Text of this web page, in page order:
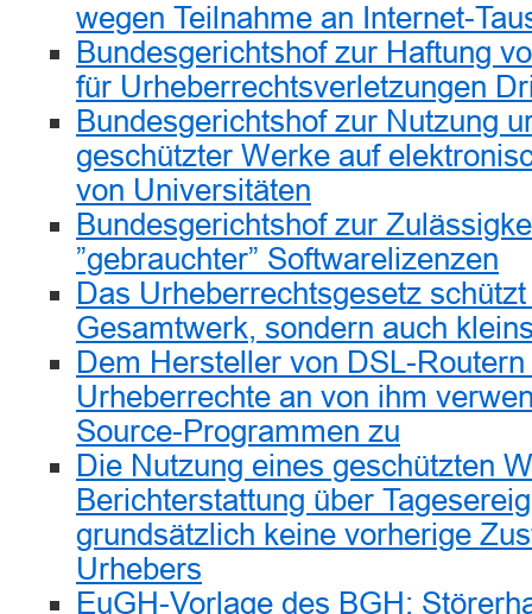
wegen Teilnahme an Internet-
Bundesgerichtshof zur Haftung
für Urheberrechtsverletzungen
Bundesgerichtshof zur Nutzung
geschützter Werke auf
von Universitäten
Bundesgerichtshof zur
”gebrauchter” Softwarelizenzen
Das Urheberrechtsgesetz
Gesamtwerk, sondern auch
Dem Hersteller von DSL-
Urheberrechte an von ihm
Source-Programmen zu
Die Nutzung eines geschützten
Berichterstattung über
grundsätzlich keine vorherige
Urhebers
EuGH-Vorlage des BGH: